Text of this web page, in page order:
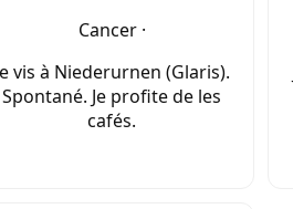
Cancer ·
vis à Niederurnen (Glaris).
Spontané. Je profite de les
cafés.